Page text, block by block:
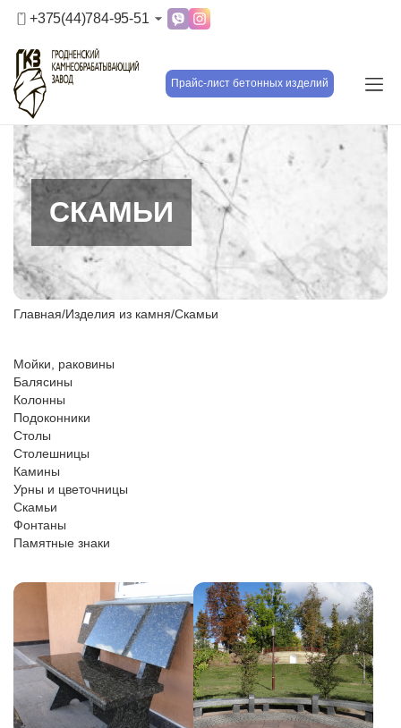
+375(44)784-95-51
Прайс-лист бетонных изделий
СКАМЬИ
Главная/Изделия из камня/Скамьи
Мойки, раковины
Балясины
Колонны
Подоконники
Столы
Столешницы
Камины
Урны и цветочницы
Скамьи
Фонтаны
Памятные знаки